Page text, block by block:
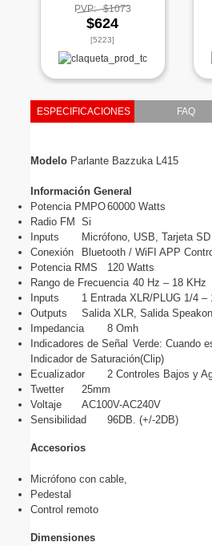
PVP: $1073
$624
[5223]
ESPECIFICACIONES FAQ
Modelo Parlante Bazzuka L415
Información General
Potencia PMPO60000 Watts
Radio FM
Si
Inputs
Micrófono, USB, Tarjeta SD
Conexión
Bluetooth / WiFI APP
Potencia RMS
120 Watts
Rango de Frecuencia 40 Hz – 18 KHz
Inputs
1 Entrada XLR/PLUG 1/4 –
Outputs
Salida XLR, Salida
Impedancia
8 Omh
Indicadores de Señal Verde: Cuando
Indicador de Saturación(Clip)
Ecualizador
2 Controles Bajos y
Twetter
25mm
Voltaje
AC100V-AC240V
Sensibilidad
96DB. (+/-2DB)
Accesorios
Micrófono con cable,
Pedestal
Control remoto
Dimensiones